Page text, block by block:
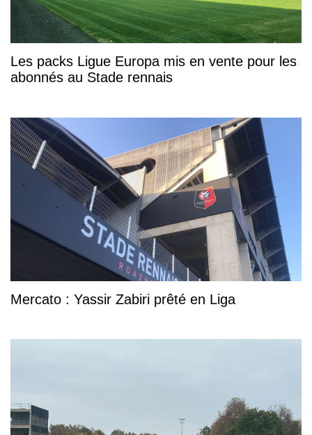
Les packs Ligue Europa mis en vente pour les
abonnés au Stade rennais
Mercato : Yassir Zabiri prêté en Liga